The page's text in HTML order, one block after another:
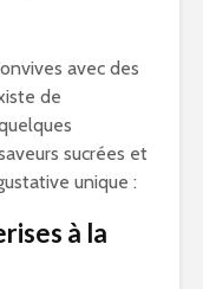
avec des
de
sucrées et
unique :
à la